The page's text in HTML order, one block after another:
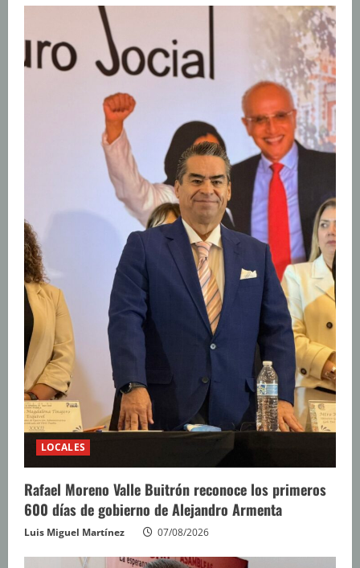
LOCALES
Rafael Moreno Valle Buitrón reconoce los primeros
600 días de gobierno de Alejandro Armenta
Luis Miguel Martínez 07/08/2026